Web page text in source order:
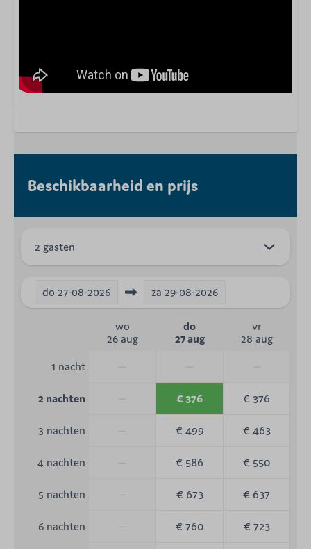
Beschikbaarheid en prijs
2 gasten
do 27-08-2026 za 29-08-2026
wo
26 aug
do
27 aug
vr
28 aug
1 nacht
2 nachten € 376 € 376
3 nachten € 499 € 463
4 nachten € 586 € 550
5 nachten € 673 € 637
6 nachten € 760 € 723